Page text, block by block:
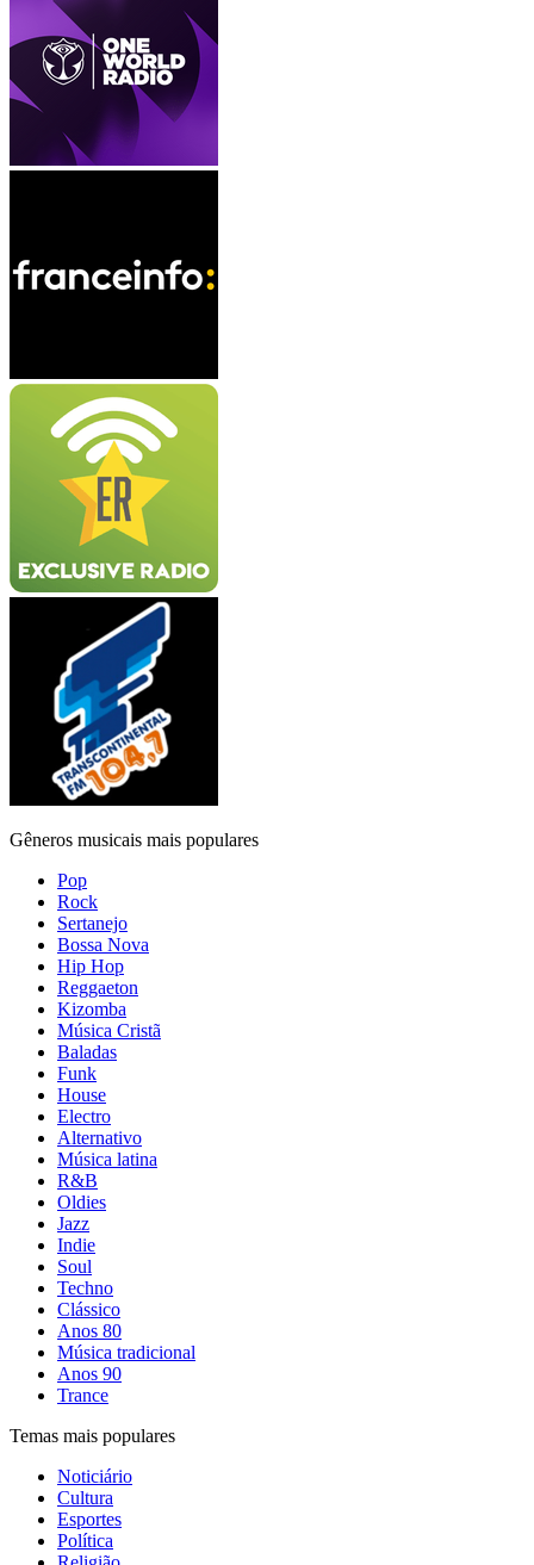
Gêneros musicais mais populares
Pop
Rock
Sertanejo
Bossa Nova
Hip Hop
Reggaeton
Kizomba
Música Cristã
Baladas
Funk
House
Electro
Alternativo
Música latina
R&B
Oldies
Jazz
Indie
Soul
Techno
Clássico
Anos 80
Música tradicional
Anos 90
Trance
Temas mais populares
Noticiário
Cultura
Esportes
Política